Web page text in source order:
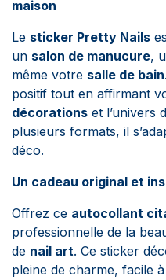
maison
Le sticker Pretty Nails
un salon de manucure,
même votre salle de bain
positif tout en affirmant
décorations et l’univers
plusieurs formats, il
déco.
Un cadeau original et
Offrez ce autocollant
professionnelle de la
de nail art. Ce sticker
pleine de charme, facile